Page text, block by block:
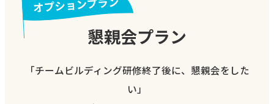
で、社員同士の交流も深まります。
実施時間 2.5時間
対応人数 10～50名程度
最低価格 税込20,000円/
懇親会プラン
「チームビルディング研修終了後に、懇親会をした
い」